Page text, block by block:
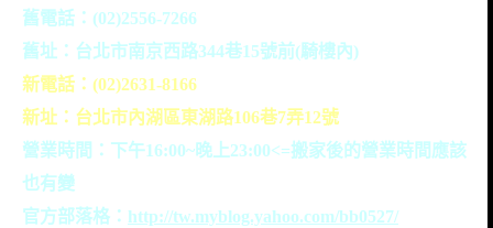
舊電話：(02)2556-7266
舊址：台北市南京西路344巷15號前(騎樓內)
新電話：(02)2631-8166
新址：台北市內湖區東湖路106巷7弄12號
營業時間：下午16:00~晚上23:00<=搬家後的營業時間應該
也有變
官方部落格： http://tw.myblog.yahoo.com/bb0527/